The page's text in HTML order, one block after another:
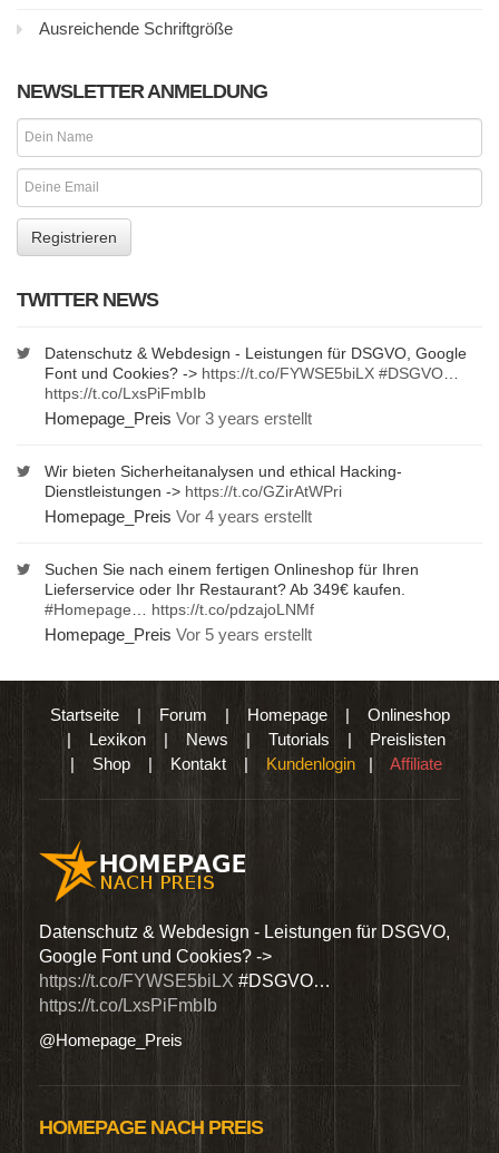
Ausreichende Schriftgröße
NEWSLETTER ANMELDUNG
TWITTER NEWS
Datenschutz & Webdesign - Leistungen für DSGVO, Google
Font und Cookies? -> https://t.co/FYWSE5biLX #DSGVO
https://t.co/LxsPiFmbIb
Homepage_Preis Vor 3 years erstellt
Wir bieten Sicherheitanalysen und ethical Hacking-
Dienstleistungen -> https://t.co/GZirAtWPri
Homepage_Preis Vor 4 years erstellt
Suchen Sie nach einem fertigen Onlineshop für Ihren
Lieferservice oder Ihr Restaurant? Ab 349€ kaufen.
#Homepage
https://t.co/pdzajoLNMf
Homepage_Preis Vor 5 years erstellt
Startseite| Forum | Homepage| Onlineshop
| Lexikon | News | Tutorials | Preislisten
| Shop | Kontakt | Kundenlogin | Affiliate
Datenschutz & Webdesign - Leistungen für DSGVO,
Google Font und Cookies? ->
https://t.co/FYWSE5biLX #DSGVO…
https://t.co/LxsPiFmbIb
@Homepage_Preis
HOMEPAGE NACH PREIS